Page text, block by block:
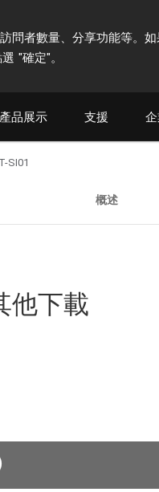
問者數量、分享功能等。
"確定"。
產品展示 支援
SI01
概述
他下載